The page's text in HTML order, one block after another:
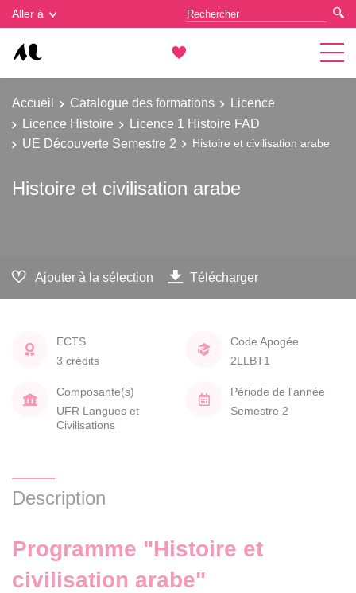
Aller à
Accueil Catalogue des formations
Licence
Licence Histoire
Licence 1 Histoire FAD
UE Découverte Semestre 2
Histoire et civilisation arabe
Histoire et civilisation arabe
Ajouter à la sélection Télécharger
ECTS
3 crédits
Code Apogée
2LLBT1
Composante(s)
UFR Langues et
Civilisations
Période de l'année
Semestre 2
Description
Programme "Histoire et
civilisation arabe"
Gestion des cookies